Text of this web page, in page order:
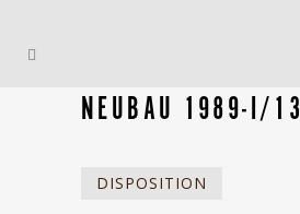
NEUBAU 1989-I/13
DISPOSITION